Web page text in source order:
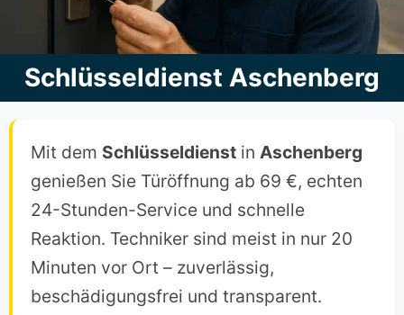
Schlüsseldienst Aschenberg
Mit dem Schlüsseldienst in Aschenberg
genießen Sie Türöffnung ab 69 €, echten
24-Stunden-Service und schnelle
Reaktion. Techniker sind meist in nur 20
Minuten vor Ort – zuverlässig,
beschädigungsfrei und transparent.